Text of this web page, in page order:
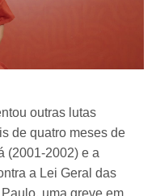
outras lutas
de quatro meses de
(2001-2002) e a
a Lei Geral das